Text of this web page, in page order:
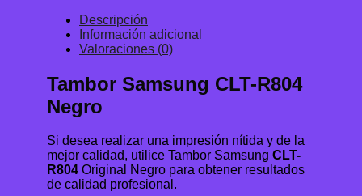
Descripción
Información adicional
Valoraciones (0)
Tambor Samsung CLT-R804
Negro
Si desea realizar una impresión nítida y de la
mejor calidad, utilice Tambor Samsung CLT-
R804 Original Negro para obtener resultados
de calidad profesional.